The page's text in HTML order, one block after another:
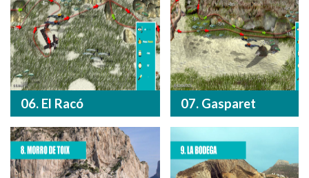
06. El Racó 07. Gasparet